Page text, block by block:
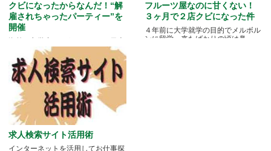
クビになったからなんだ！“解
雇されちゃったパーティー”を
開催
にいる家族や友人と会う機会もな
か.....
フルーツ屋なのに甘くない！
３ヶ月で２店クビになった件
４年前に大学就学の目的でメルボル
ンに留学。来たばかりの頃は鼻.....
求人検索サイト活用術
インターネットを活用してお仕事探